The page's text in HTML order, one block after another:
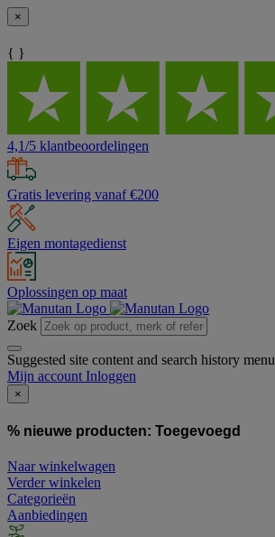
×
{ }
4,1/5 klantbeoordelingen
Gratis levering vanaf €200
Eigen montagedienst
Oplossingen op maat
Zoek
Suggested site content and search history menu
Mijn account Inloggen
×
% nieuwe producten: Toegevoegd
Naar winkelwagen
Verder winkelen
Categorieën
Aanbiedingen